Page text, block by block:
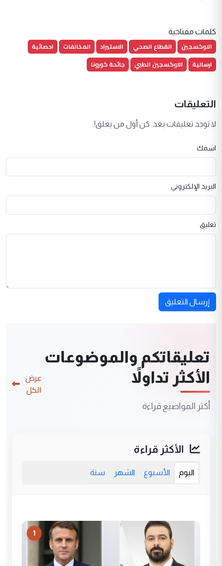
كلمات مفتاحية
الاوكسجين القطاع الصحي الاستيراد المخالفات
احصائية
ارسالية
الاوكسجين الطبي جائحة كورونا
التعليقات
لا توجد تعليقات بعد. كن أول من يعلق!
اسمك
البريد الإلكتروني
تعليق
إرسال التعليق
تعليقاتكم والموضوعات
الأكثر تداولاً
أكثر المواضيع قراءة
عرض
الكل
الأكثر قراءة
اليوم الأسبوع الشهر سنة
1